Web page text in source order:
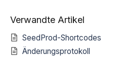
Verwandte Artikel
SeedProd-Shortcodes
Änderungsprotokoll